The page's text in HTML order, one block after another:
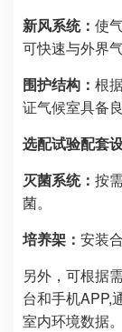
新风系统： 使
可快速与外界
围护结构： 根
证气候室具备
选配试验配套
灭菌系统： 按
菌。
培养架： 安装
另外，可根据
台和手机APP,
室内环境数据。